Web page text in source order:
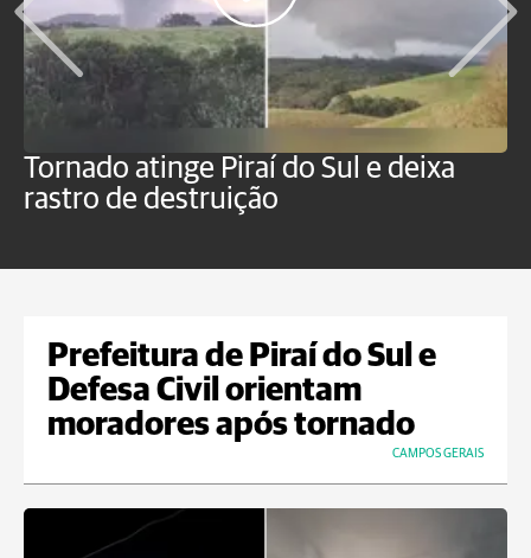
Tornado atinge Piraí do Sul e deixa
rastro de destruição
Prefeitura de Piraí do Sul e
Defesa Civil orientam
moradores após tornado
CAMPOS GERAIS